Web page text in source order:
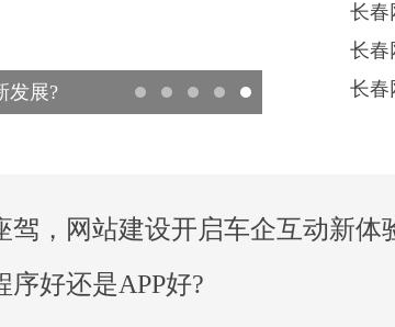
发展? 长春网站建
长春
长春
长春
驾，网站建设开启车企互动新体
好还是APP好?